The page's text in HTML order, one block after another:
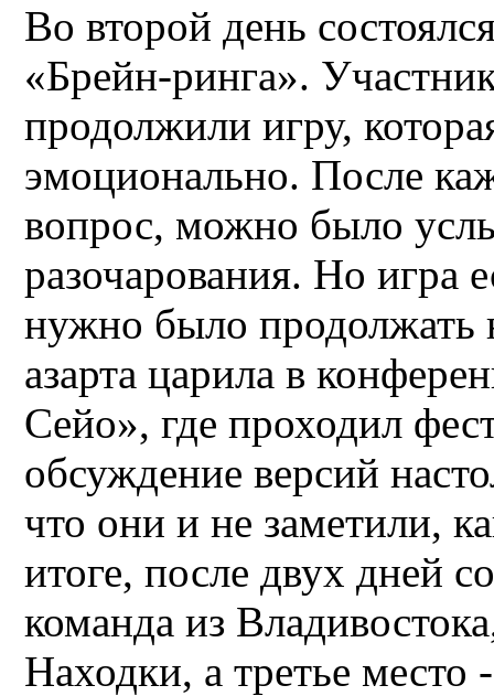
Во второй день
«Брейн-ринга».
продолжили игру,
эмоционально. После
вопрос, можно было
разочарования. Но игра
нужно было продолжать
азарта царила в
Сейо», где проходил
обсуждение версий
что они и не заметили,
итоге, после двух дней
команда из
Находки, а третье место